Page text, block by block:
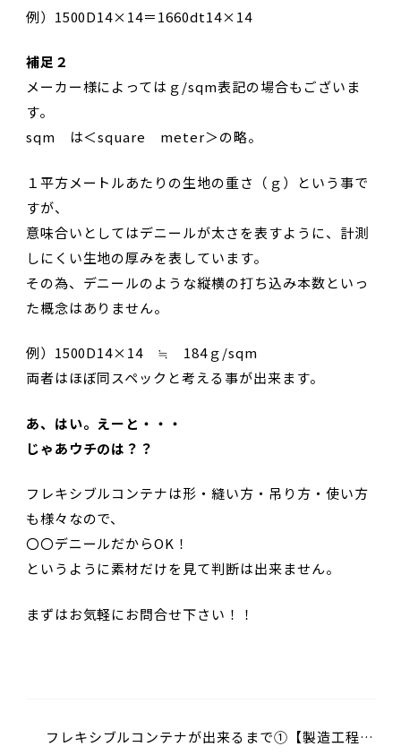
例）1500D14×14＝1660dt14×14
補足２
メーカー様によってはｇ/sqm表記の場合もございま
す。
sqm は＜square meter＞の略。
１平方メートルあたりの生地の重さ（ｇ）という事で
すが、
意味合いとしてはデニールが太さを表すように、計測
しにくい生地の厚みを表しています。
その為、デニールのような縦横の打ち込み本数といっ
た概念はありません。
例）1500D14×14 ≒ 184ｇ/sqm
両者はほぼ同スペックと考える事が出来ます。
あ、はい。えーと・・・
じゃあウチのは？？
フレキシブルコンテナは形・縫い方・吊り方・使い方
も様々なので、
〇〇デニールだからOK！
というように素材だけを見て判断は出来ません。
まずはお気軽にお問合せ下さい！！
フレキシブルコンテナが出来るまで①【製造工程